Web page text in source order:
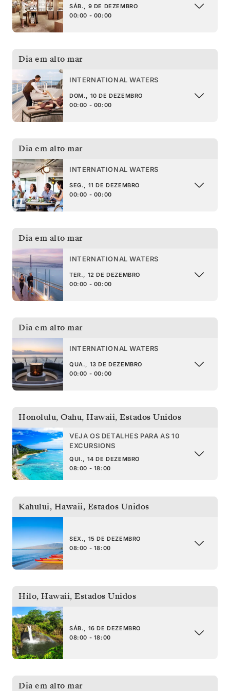
SÁB., 9 DE DEZEMBRO
00:00 - 00:00
Dia em alto mar
INTERNATIONAL WATERS
DOM., 10 DE DEZEMBRO
00:00 - 00:00
Dia em alto mar
INTERNATIONAL WATERS
SEG., 11 DE DEZEMBRO
00:00 - 00:00
Dia em alto mar
INTERNATIONAL WATERS
TER., 12 DE DEZEMBRO
00:00 - 00:00
Dia em alto mar
INTERNATIONAL WATERS
QUA., 13 DE DEZEMBRO
00:00 - 00:00
Honolulu, Oahu, Hawaii, Estados Unidos
VEJA OS DETALHES PARA AS 10
EXCURSIONS
QUI., 14 DE DEZEMBRO
08:00 - 18:00
Kahului, Hawaii, Estados Unidos
SEX., 15 DE DEZEMBRO
08:00 - 18:00
Hilo, Hawaii, Estados Unidos
SÁB., 16 DE DEZEMBRO
08:00 - 18:00
Dia em alto mar